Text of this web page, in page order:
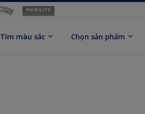
Tìm màu sắc Chọn sản phẩm